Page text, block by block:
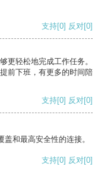
支持[0] 反对[0]
更轻松地完成工作任务。
前下班，有更多的时间陪
支持[0] 反对[0]
和最高安全性的连接。
支持[0] 反对[0]